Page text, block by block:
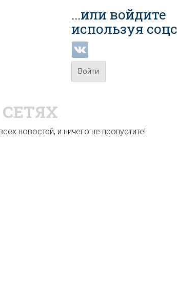
...или войдите
используя
Войти
новостей, и ничего не пропустите!